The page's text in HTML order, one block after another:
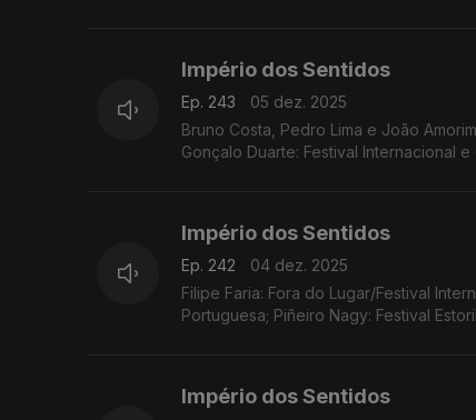
Império dos Sentidos
Ep. 243
05 dez. 2025
Bruno Costa, Pedro Lima e João
Gonçalo Duarte: Festival Internacional
Império dos Sentidos
Ep. 242
04 dez. 2025
Filipe Faria: Fora do Lugar/Festival
Portuguesa; Piñeiro Nagy: Festival
Império dos Sentidos